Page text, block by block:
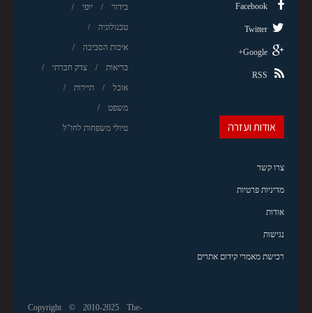
בידור יופי
טכנולוגיה
איכות הסביבה
בריאות צדק חברתי
אוכל תיירות
משפט
טיולי משפחות לחו"ל
Facebook
Twitter
Google+
RSS
אודות ועזרה
צרו קשר
מדיניות פרטיות
אודות
נגישות
רכישת מאמרי קידום אתרים
Copyright © 2010-2025 The-